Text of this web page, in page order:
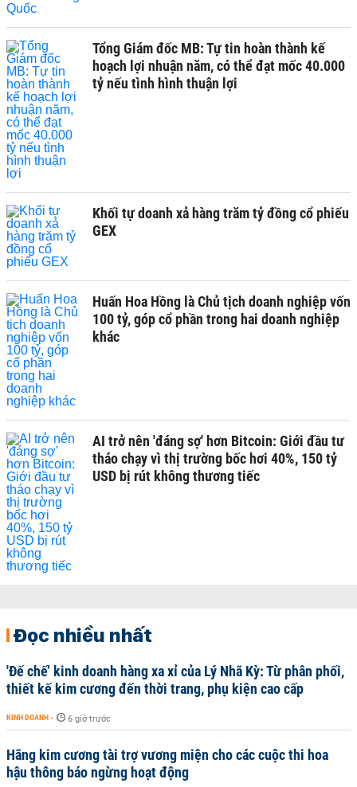
Tổng Giám đốc MB: Tự tin hoàn thành kế
hoạch lợi nhuận năm, có thể đạt mốc 40.000
tỷ nếu tình hình thuận lợi
Khối tự doanh xả hàng trăm tỷ đồng cổ phiếu
GEX
Huấn Hoa Hồng là Chủ tịch doanh nghiệp vốn
100 tỷ, góp cổ phần trong hai doanh nghiệp
khác
AI trở nên 'đáng sợ' hơn Bitcoin: Giới đầu tư
tháo chạy vì thị trường bốc hơi 40%, 150 tỷ
USD bị rút không thương tiếc
Đọc nhiều nhất
'Đế chế’ kinh doanh hàng xa xỉ của Lý Nhã Kỳ: Từ phân phối,
thiết kế kim cương đến thời trang, phụ kiện cao cấp
KINH DOANH - 6 giờ trước
Hãng kim cương tài trợ vương miện cho các cuộc thi hoa
hậu thông báo ngừng hoạt động